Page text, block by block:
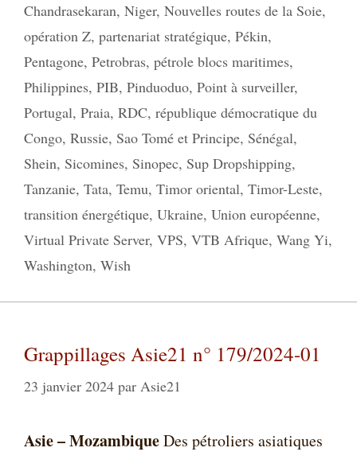
Chandrasekaran, Niger, Nouvelles routes de la Soie,
opération Z, partenariat stratégique, Pékin,
Pentagone, Petrobras, pétrole blocs maritimes,
Philippines, PIB, Pinduoduo, Point à surveiller,
Portugal, Praia, RDC, république démocratique du
Congo, Russie, Sao Tomé et Principe, Sénégal,
Shein, Sicomines, Sinopec, Sup Dropshipping,
Tanzanie, Tata, Temu, Timor oriental, Timor-Leste,
transition énergétique, Ukraine, Union européenne,
Virtual Private Server, VPS, VTB Afrique, Wang Yi,
Washington, Wish
Grappillages Asie21 n° 179/2024-01
23 janvier 2024 par Asie21
Asie – MozambiqueDes pétroliers asiatiques